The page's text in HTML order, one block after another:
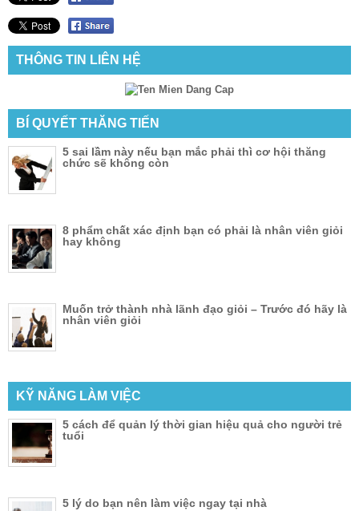
THÔNG TIN LIÊN HỆ
BÍ QUYẾT THĂNG TIẾN
5 sai lầm này nếu bạn mắc phải thì cơ hội thăng
chức sẽ không còn
8 phẩm chất xác định bạn có phải là nhân viên giỏi
hay không
Muốn trở thành nhà lãnh đạo giỏi – Trước đó hãy là
nhân viên giỏi
KỸ NĂNG LÀM VIỆC
5 cách để quản lý thời gian hiệu quả cho người trẻ
tuổi
5 lý do bạn nên làm việc ngay tại nhà